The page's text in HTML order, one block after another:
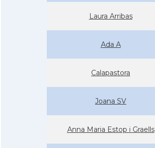
Laura Arribas
Ada A
Calapastora
Joana SV
Anna Maria Estop i Graells